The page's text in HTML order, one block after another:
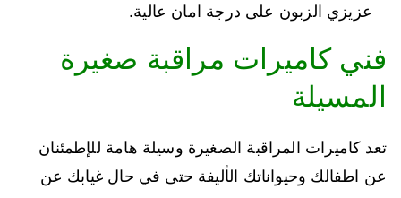
عزيزي الزبون على درجة امان عالية.
فني كاميرات مراقبة صغيرة
المسيلة
تعد كاميرات المراقبة الصغيرة وسيلة هامة للإطمئنان
عن اطفالك وحيواناتك الأليفة حتى في حال غيابك عن